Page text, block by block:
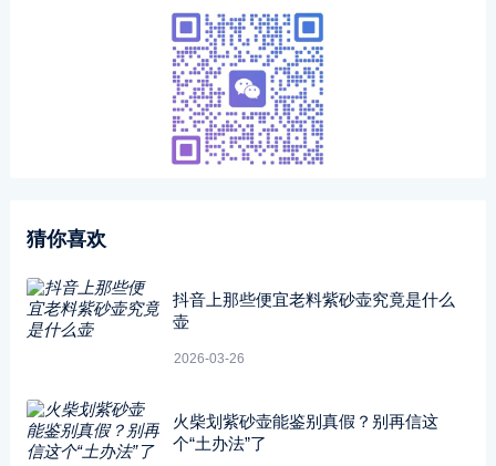
猜你喜欢
抖音上那些便宜老料紫砂壶究竟是什么
壶
2026-03-26
火柴划紫砂壶能鉴别真假？别再信这
个“土办法”了